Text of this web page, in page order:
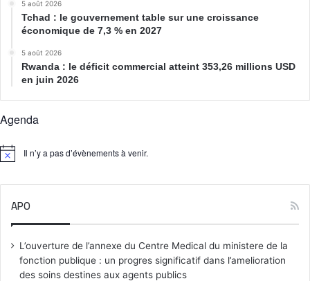
5 août 2026
Tchad : le gouvernement table sur une croissance
économique de 7,3 % en 2027
5 août 2026
Rwanda : le déficit commercial atteint 353,26 millions USD
en juin 2026
Agenda
N
Il n’y a pas d’évènements à venir.
APO
L’ouverture de l’annexe du Centre Medical du ministere de la
fonction publique : un progres significatif dans l’amelioration
des soins destines aux agents publics